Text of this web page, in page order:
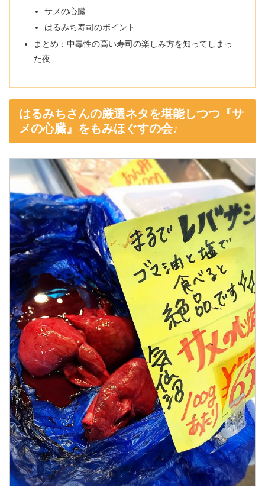
サメの心臓
はるみち寿司のポイント
まとめ：中毒性の高い寿司の楽しみ方を知ってしまっ
た夜
はるみちさんの厳選ネタを堪能しつつ『サ
メの心臓』をもみほぐすの会♪